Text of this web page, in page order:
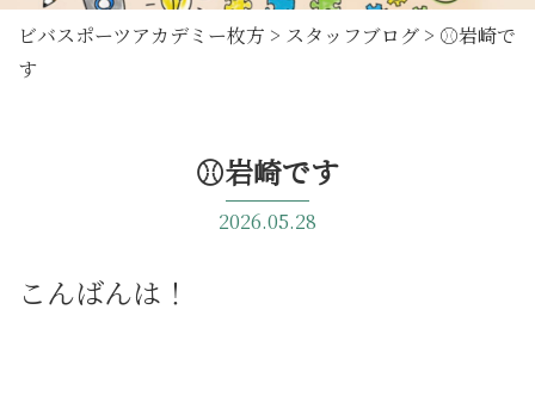
ビバスポーツアカデミー枚方 > スタッフブログ > ⚾岩崎で
す
⚾岩崎です
2026.05.28
こんばんは！